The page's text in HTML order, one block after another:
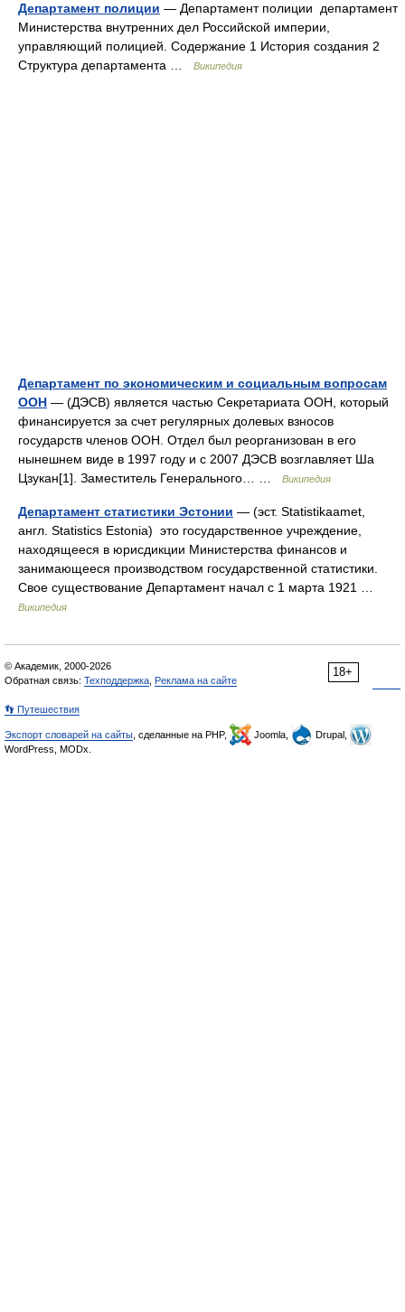
Департамент полиции — Департамент полиции департамент
Министерства внутренних дел Российской империи,
управляющий полицией. Содержание 1 История создания 2
Структура департамента …
Википедия
Департамент по экономическим и социальным вопросам
ООН — (ДЭСВ) является частью Секретариата ООН, который
финансируется за счет регулярных долевых взносов
государств членов ООН. Отдел был реорганизован в его
нынешнем виде в 1997 году и c 2007 ДЭСВ возглавляет Ша
Цзукан[1]. Заместитель Генерального… …
Википедия
Департамент статистики Эстонии — (эст. Statistikaamet,
англ. Statistics Estonia) это государственное учреждение,
находящееся в юрисдикции Министерства финансов и
занимающееся производством государственной статистики.
Свое существование Департамент начал с 1 марта 1921 …
Википедия
18+
© Академик, 2000-2026
Обратная связь: Техподдержка Реклама на сайте
👣 Путешествия
Экспорт словарей на сайты , сделанные на PHP, Joomla,
Drupal,
WordPress, MODx.